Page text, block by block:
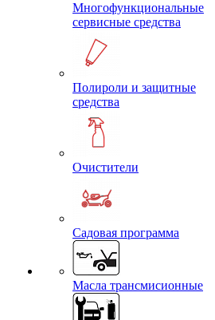
Многофункциональные
сервисные средства
Полироли и защитные
средства
Очистители
Садовая программа
Масла трансмисионные